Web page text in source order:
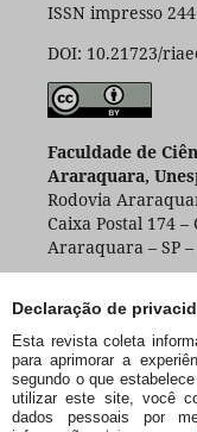
Declaração de
Esta revista coleta
para aprimorar a
segundo o que
utilizar este site, você
dados pessoais por
ISSN impresso
DOI: 10.21723/
Faculdade de
Araraquara,
Rodovia
Caixa Postal 174 –
Araraquara – SP